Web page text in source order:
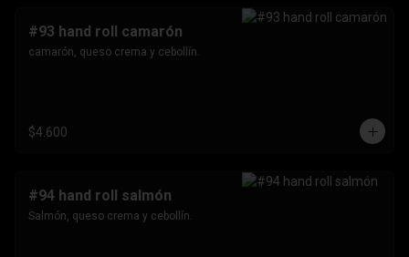
#93 hand roll camarón
camarón, queso crema y cebollín.
$4.600
#94 hand roll salmón
Salmón, queso crema y cebollín.